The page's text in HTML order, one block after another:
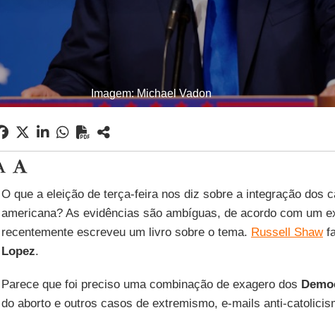
Imagem: Michael Vadon
O que a eleição de terça-feira nos diz sobre a integração dos
americana? As evidências são ambíguas, de acordo com um
recentemente escreveu um livro sobre o tema. Russell Shaw
Lopez.
Parece que foi preciso uma combinação de exagero dos
do aborto e outros casos de extremismo, e-mails anti-